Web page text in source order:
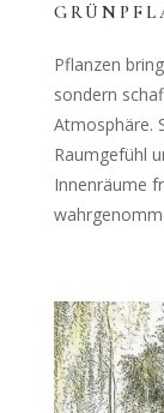
Pflanzen
sondern
Atmosphäre.
Raumgefühl
Innenräume